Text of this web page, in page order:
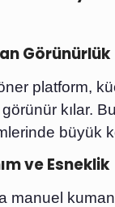
Görünürlük
platform,
kılar.
büyük
ve Esneklik
manuel